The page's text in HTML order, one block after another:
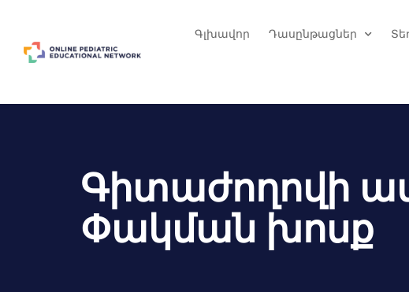
Գլխավոր Դասընթացներ
Գիտաժողովի
Փակման խոսք